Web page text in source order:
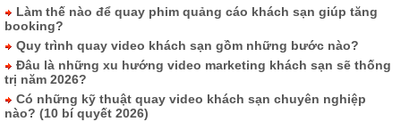
Làm thế nào để quay phim quảng cáo khách sạn giúp tăng
booking?
Quy trình quay video khách sạn gồm những bước nào?
Đâu là những xu hướng video marketing khách sạn sẽ thống
trị năm 2026?
Có những kỹ thuật quay video khách sạn chuyên nghiệp
nào? (10 bí quyết 2026)